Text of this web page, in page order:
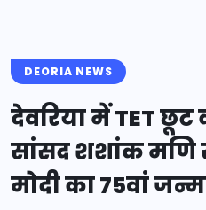
DEORIA NEWS
देवरिया में TET
सांसद शशांक मणि
मोदी का 75वां